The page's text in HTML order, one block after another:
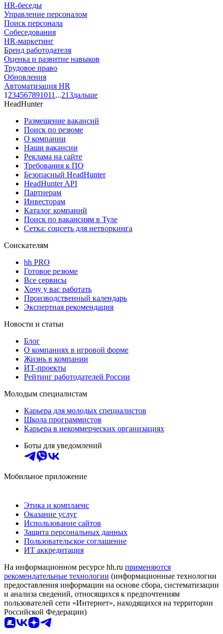
HR-беседы
Управление персоналом
Поиск персонала
Собеседования
HR-маркетинг
Бренд работодателя
Оценка и развитие навыков
Трудовое право
Обновления
Автоматизация HR
1 234567891011 ...213дальше
HeadHunter
Размещение вакансий
Поиск по резюме
О компании
Наши вакансии
Реклама на сайте
Требования к ПО
Безопасный HeadHunter
HeadHunter API
Партнерам
Инвесторам
Каталог компаний
Поиск по вакансиям в Туле
Сетка: соцсеть для нетворкинга
Соискателям
hh PRO
Готовое резюме
Все сервисы
Хочу у вас работать
Производственный календарь
Экспертная рекомендация
Новости и статьи
Блог
О компаниях в игровой форме
Жизнь в компании
ИТ-проекты
Рейтинг работодателей России
Молодым специалистам
Карьера для молодых специалистов
Школа программистов
Карьера в некоммерческих организациях
Боты для уведомлений
Мобильное приложение
Этика и комплаенс
Оказание услуг
Использование сайтов
Защита персональных данных
Пользовательское соглашение
ИТ аккредитация
На информационном ресурсе hh.ru применяются
рекомендательные технологии (информационные технологии
предоставления информации на основе сбора, систематизации
и анализа сведений, относящихся к предпочтениям
пользователей сети «Интернет», находящихся на территории
Российской Федерации)